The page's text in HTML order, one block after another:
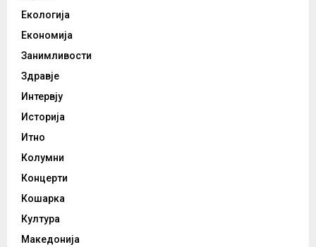
Екологија
Економија
Занимливости
Здравје
Интервју
Историја
Итно
Колумни
Концерти
Кошарка
Култура
Македонија